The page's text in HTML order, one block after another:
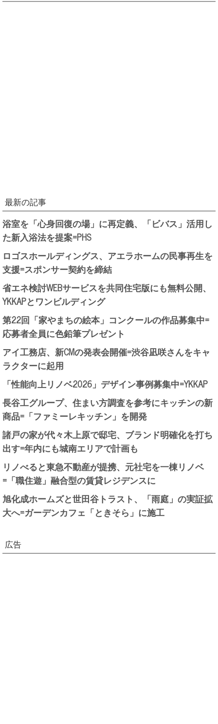
最新の記事
浴室を「心身回復の場」に再定義、「ビバス」活用し
た新入浴法を提案=PHS
ロゴスホールディングス、アエラホームの民事再生を
支援=スポンサー契約を締結
省エネ検討WEBサービスを共同住宅版にも無料公開、
YKKAPとワンビルディング
第22回「家やまちの絵本」コンクールの作品募集中=
応募者全員に色鉛筆プレゼント
アイ工務店、新CMの発表会開催=渋谷凪咲さんをキャ
ラクターに起用
「性能向上リノベ2026」デザイン事例募集中=YKKAP
長谷工グループ、住まい方調査を参考にキッチンの新
商品=「ファミーレキッチン」を開発
諸戸の家が代々木上原で邸宅、ブランド明確化を打ち
出す=年内にも城南エリアで計画も
リノべると東急不動産が提携、元社宅を一棟リノベ
=「職住遊」融合型の賃貸レジデンスに
旭化成ホームズと世田谷トラスト、「雨庭」の実証拡
大へ=ガーデンカフェ「ときそら」に施工
広告